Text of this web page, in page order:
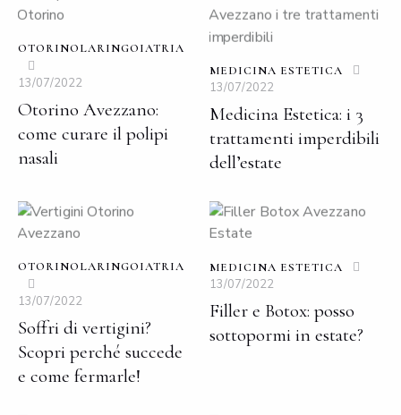
OTORINOLARINGOIATRIA
13/07/2022
Otorino Avezzano:
come curare il polipi
nasali
MEDICINA ESTETICA
13/07/2022
Medicina Estetica: i 3
trattamenti imperdibili
dell’estate
OTORINOLARINGOIATRIA
13/07/2022
Soffri di vertigini?
Scopri perché succede
e come fermarle!
MEDICINA ESTETICA
13/07/2022
Filler e Botox: posso
sottopormi in estate?